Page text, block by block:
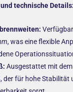
technische Details:
, was eine flexible
Ausgestattet mit
, der für hohe Stabilität